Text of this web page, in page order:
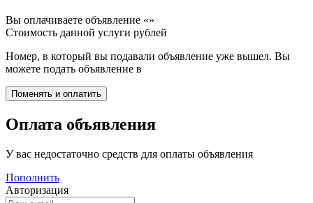
Вы оплачиваете объявление «»
Стоимость данной услуги рублей
Номер, в который вы подавали объявление уже вышел. Вы
можете подать объявление в
Оплата объявления
У вас недостаточно средств для оплаты объявления
Пополнить
Авторизация